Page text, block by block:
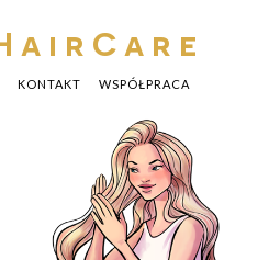
KONTAKT WSPÓŁPRACA